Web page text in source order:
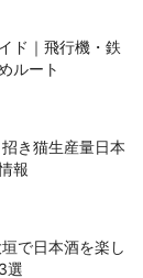
ド｜飛行機・鉄
ルート
き猫生産量日本
報
で日本酒を楽し
選